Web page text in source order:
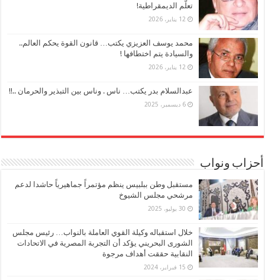
تعلُّم الديمقراطية!
12 يناير، 2026
محمد يوسف العزيزي يكتب… قانون القوة يحكم العالم..
والسيادة يتم اختطافها !
12 يناير، 2026
عبدالسلام بدر يكتب… ناس . وناس بين التبذير والحرمان ..!!
6 ديسمبر، 2025
أحزاب ونواب
مستقبل وطن ببلبيس ينظم مؤتمراً جماهيرياً حاشدا لدعم
مرشحي مجلس الشيوخ
30 يوليو، 2025
خلال استقباله وكيلة القوي العاملة بالنواب… رئيس مجلس
الشورى البحريني يؤكد أن التجربة المصرية في الاتحادات
النقابية حققت أهداف مرجوة
15 فبراير، 2024